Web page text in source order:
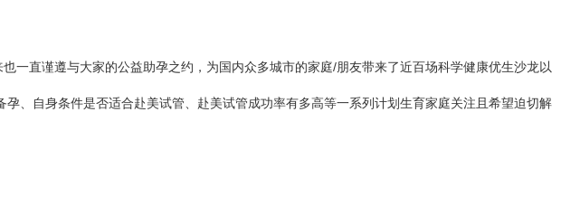
一直谨遵与大家的公益助孕之约，为国内众多城市的家庭/朋友带来了近百场科学健康优生沙龙以
、自身条件是否适合赴美试管、赴美试管成功率有多高等一系列计划生育家庭关注且希望迫切解